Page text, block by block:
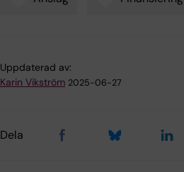
Uppdaterad av:
Karin Vikström 2025-06-27
Dela